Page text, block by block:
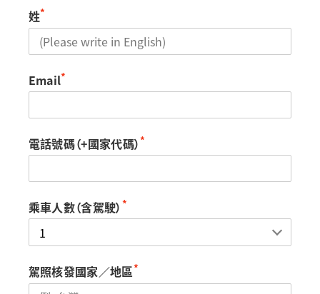
姓*
Email*
電話號碼（+國家代碼）*
乘車人數（含駕駛） *
駕照核發國家／地區*